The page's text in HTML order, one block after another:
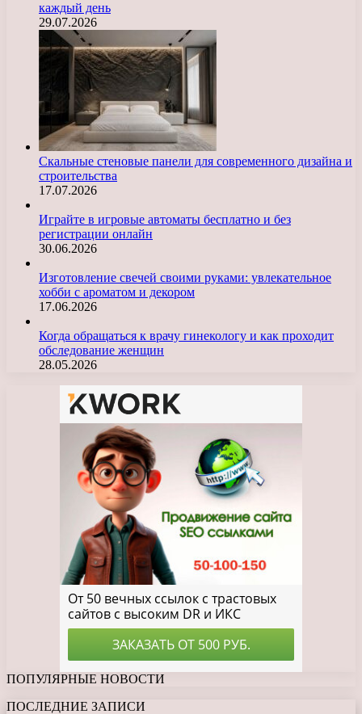
каждый день
29.07.2026
Скальные стеновые панели для современного дизайна и
строительства
17.07.2026
Играйте в игровые автоматы бесплатно и без
регистрации онлайн
30.06.2026
Изготовление свечей своими руками: увлекательное
хобби с ароматом и декором
17.06.2026
Когда обращаться к врачу гинекологу и как проходит
обследование женщин
28.05.2026
ПОПУЛЯРНЫЕ НОВОСТИ
ПОСЛЕДНИЕ ЗАПИСИ